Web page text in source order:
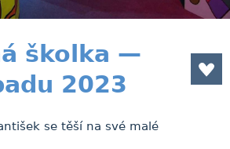
školka —
2023
se těší na své malé